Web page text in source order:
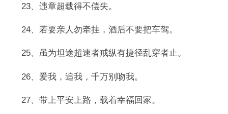
23、违章超载得不偿失。
24、若要亲人勿牵挂，酒后不要把车驾。
25、虽为坦途超速者戒纵有捷径乱穿者止。
26、爱我，追我，千万别吻我。
27、带上平安上路，载着幸福回家。